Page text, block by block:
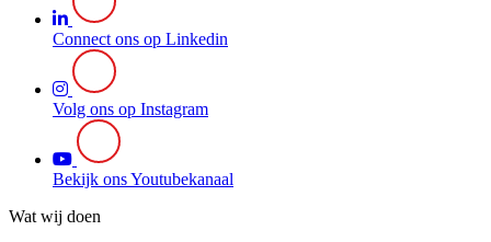
Connect ons op Linkedin
Volg ons op Instagram
Bekijk ons Youtubekanaal
Wat wij doen